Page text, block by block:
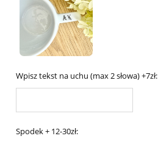
Wpisz tekst na uchu (max 2 słowa) +7zł:
Spodek + 12-30zł: